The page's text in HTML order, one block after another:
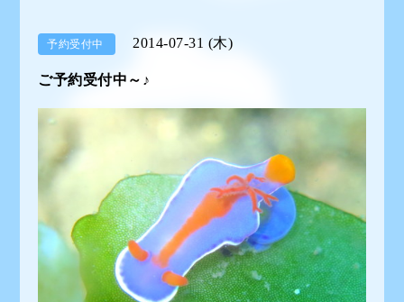
予約受付中 2014-07-31 (木)
ご予約受付中～♪